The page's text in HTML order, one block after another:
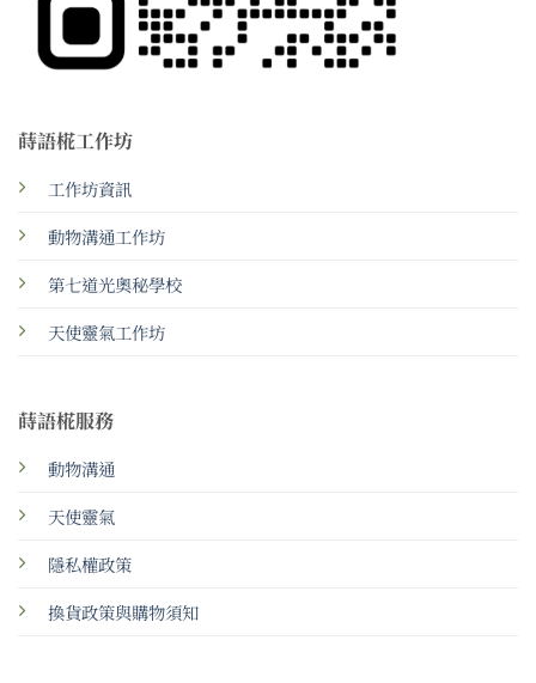
蒔語椛工作坊
工作坊資訊
動物溝通工作坊
第七道光奧秘學校
天使靈氣工作坊
蒔語椛服務
動物溝通
天使靈氣
隱私權政策
換貨政策與購物須知